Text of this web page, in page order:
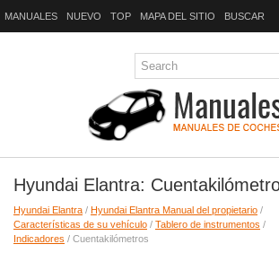
MANUALES NUEVO TOP MAPA DEL SITIO BUSCAR
Hyundai Elantra:
Hyundai Elantra / Hyundai Elantra Manual del propietario /
Características de su vehículo / Tablero de instrumentos /
Indicadores / Cuentakilómetros